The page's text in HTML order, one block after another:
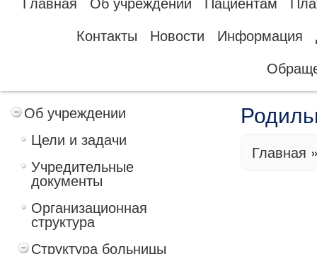
Контакты
Новости Информация
Об учреждении
Цели и задачи
Учредительные
документы
Организационная
структура
Структура больницы
Главная